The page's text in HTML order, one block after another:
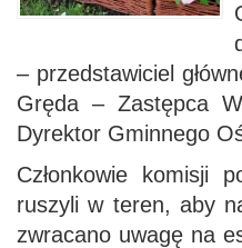
– przedstawiciel
Gręda – Zastępca
Dyrektor Gminnego
Członkowie komisji
ruszyli w teren, aby
zwracano uwagę na